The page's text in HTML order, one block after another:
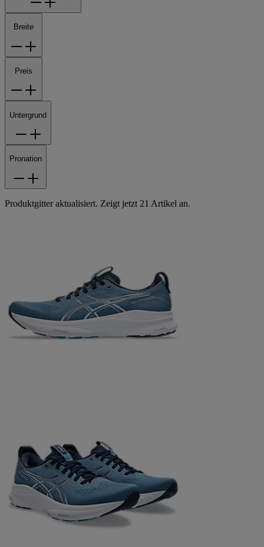
Breite
Preis
Untergrund
Pronation
Produktgitter aktualisiert. Zeigt jetzt 21 Artikel an.